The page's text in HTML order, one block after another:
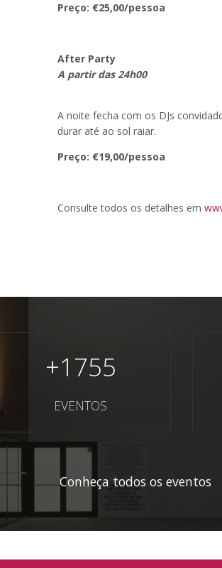
Preço: €25,00/pessoa
After Party
A partir das 24h00
A noite fecha com os DJs
durar até ao sol raiar.
Preço: €19,00/pessoa
Consulte todos os detalhes em
+1755
EVENTOS
Conheça todos os eventos